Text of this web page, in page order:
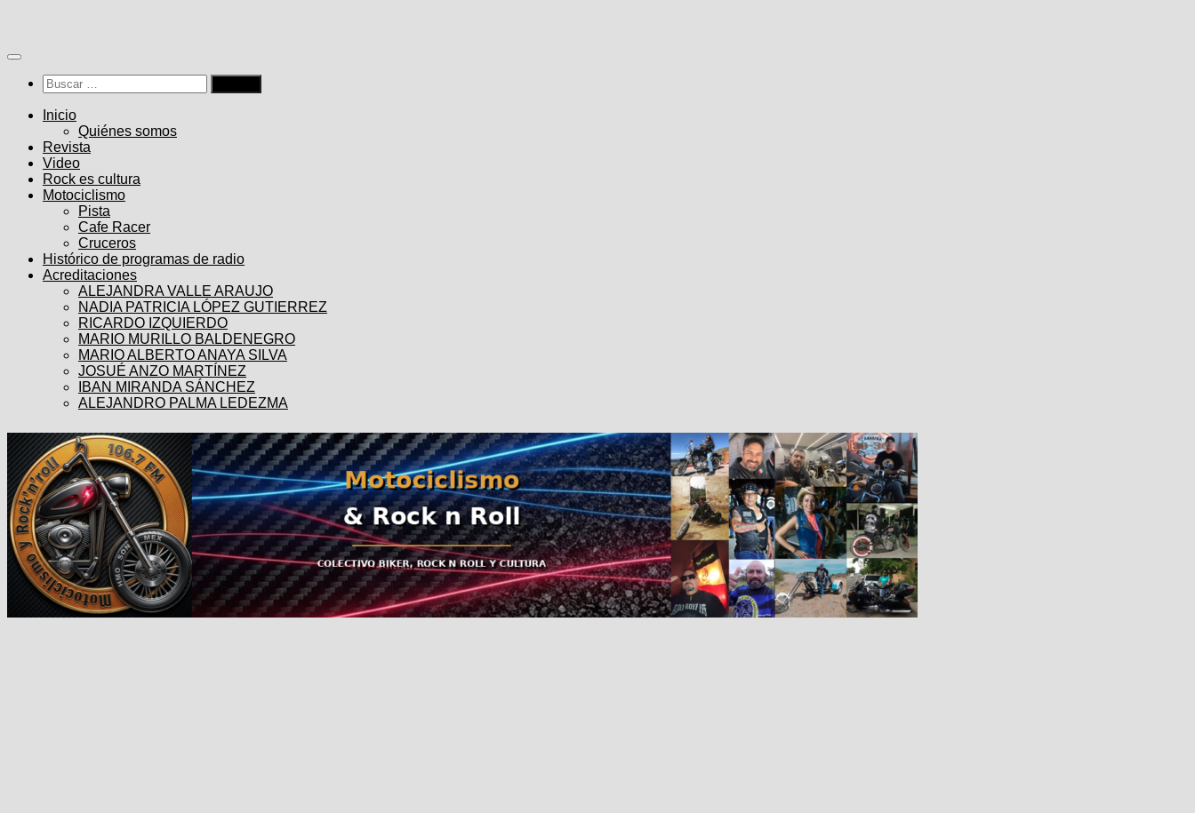
contenido
Buscar:
Inicio
Quiénes somos
Revista
Video
Rock es cultura
Motociclismo
Pista
Cafe Racer
Cruceros
Histórico de programas de radio
Acreditaciones
ALEJANDRA VALLE ARAUJO
NADIA PATRICIA LÓPEZ GUTIERREZ
RICARDO IZQUIERDO
MARIO MURILLO BALDENEGRO
MARIO ALBERTO ANAYA SILVA
JOSUÉ ANZO MARTÍNEZ
IBAN MIRANDA SÁNCHEZ
ALEJANDRO PALMA LEDEZMA